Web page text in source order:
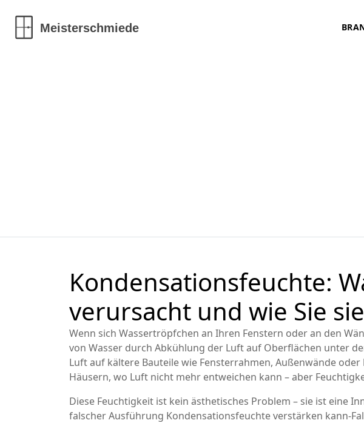
Kondensationsfeuchte:
verursacht und wie Sie
Wenn sich Wassertröpfchen an Ihren Fenstern oder an den
von Wasser durch Abkühlung der Luft auf Oberflächen unter
Luft auf kältere Bauteile wie Fensterrahmen, Außenwände
Häusern, wo Luft nicht mehr entweichen kann – aber
Diese Feuchtigkeit ist kein ästhetisches Problem – sie ist eine
falscher Ausführung Kondensationsfeuchte verstärken kann-